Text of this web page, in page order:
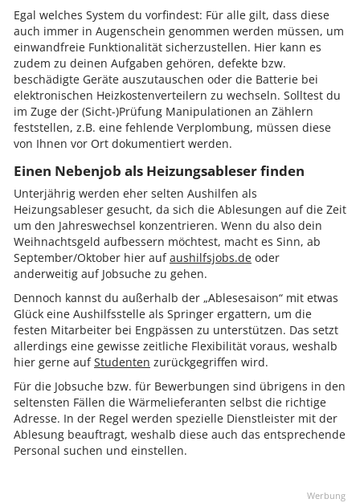
Egal welches System du vorfindest: Für alle gilt, dass diese
auch immer in Augenschein genommen werden müssen, um
einwandfreie Funktionalität sicherzustellen. Hier kann es
zudem zu deinen Aufgaben gehören, defekte bzw.
beschädigte Geräte auszutauschen oder die Batterie bei
elektronischen Heizkostenverteilern zu wechseln. Solltest du
im Zuge der (Sicht-)Prüfung Manipulationen an Zählern
feststellen, z.B. eine fehlende Verplombung, müssen diese
von Ihnen vor Ort dokumentiert werden.
Einen Nebenjob als Heizungsableser finden
Unterjährig werden eher selten Aushilfen als
Heizungsableser gesucht, da sich die Ablesungen auf die Zeit
um den Jahreswechsel konzentrieren. Wenn du also dein
Weihnachtsgeld aufbessern möchtest, macht es Sinn, ab
September/Oktober hier aufaushilfsjobs.de oder
anderweitig auf Jobsuche zu gehen.
Dennoch kannst du außerhalb der „Ablesesaison“ mit etwas
Glück eine Aushilfsstelle als Springer ergattern, um die
festen Mitarbeiter bei Engpässen zu unterstützen. Das setzt
allerdings eine gewisse zeitliche Flexibilität voraus, weshalb
hier gerne aufStudenten zurückgegriffen wird.
Für die Jobsuche bzw. für Bewerbungen sind übrigens in den
seltensten Fällen die Wärmelieferanten selbst die richtige
Adresse. In der Regel werden spezielle Dienstleister mit der
Ablesung beauftragt, weshalb diese auch das entsprechende
Personal suchen und einstellen.